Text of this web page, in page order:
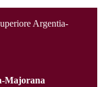
Argentia-
Majorana